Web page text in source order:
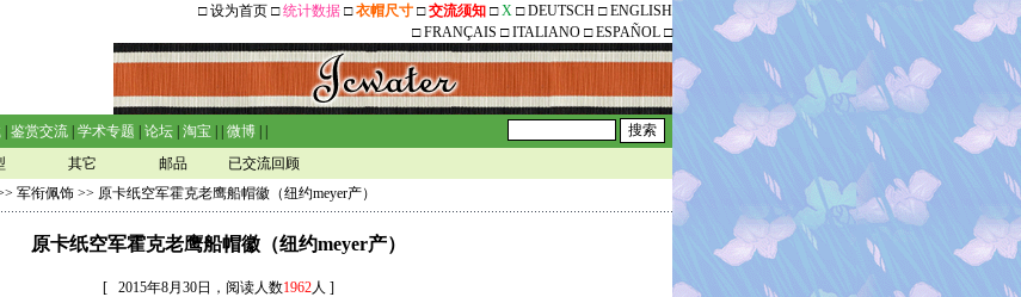
□设为首页 □统计数据 □衣帽尺寸 □交流须知 □X □DEUTSCH □ENGLISH
□FRANÇAIS □ITALIANO □ESPAÑOL □
鉴赏交流 学术专题 论坛 淘宝 微博
其它 邮品
已交流回顾
军衔佩饰 >> 原卡纸空军霍克老鹰船帽徽（纽约meyer产）
原卡纸空军霍克老鹰船帽徽（纽约meyer产）
[ 2015年8月30日，阅读人数1962人 ]